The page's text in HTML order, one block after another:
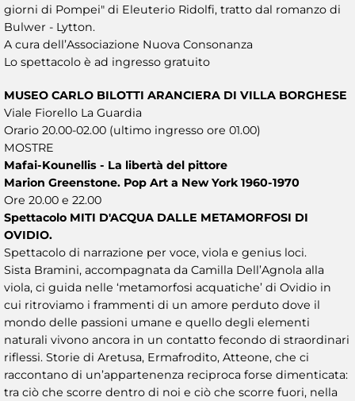
giorni di Pompei" di Eleuterio Ridolfi, tratto dal romanzo di
Bulwer - Lytton.
A cura dell’Associazione Nuova Consonanza
Lo spettacolo è ad ingresso gratuito
MUSEO CARLO BILOTTI ARANCIERA DI VILLA BORGHESE
Viale Fiorello La Guardia
Orario 20.00-02.00 (ultimo ingresso ore 01.00)
MOSTRE
Mafai-Kounellis - La libertà del pittore
Marion Greenstone. Pop Art a New York 1960-1970
Ore 20.00 e 22.00
Spettacolo MITI D'ACQUA DALLE METAMORFOSI DI
OVIDIO.
Spettacolo di narrazione per voce, viola e genius loci.
Sista Bramini, accompagnata da Camilla Dell’Agnola alla
viola, ci guida nelle ‘metamorfosi acquatiche’ di Ovidio in
cui ritroviamo i frammenti di un amore perduto dove il
mondo delle passioni umane e quello degli elementi
naturali vivono ancora in un contatto fecondo di straordinari
riflessi. Storie di Aretusa, Ermafrodito, Atteone, che ci
raccontano di un’appartenenza reciproca forse dimenticata:
tra ciò che scorre dentro di noi e ciò che scorre fuori, nella